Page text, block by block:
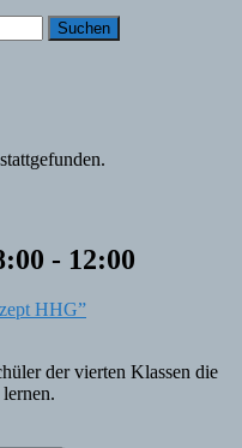
- 12:00
HHG”
der vierten Klassen die